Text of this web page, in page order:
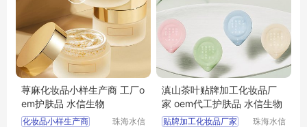
荨麻化妆品小样生产商 工厂o
em护肤品 水信生物
化妆品小样生产商
珠海水信
滇山茶叶贴牌加工化妆品厂
家 oem代工护肤品 水信生物
贴牌加工化妆品厂家
珠海水信